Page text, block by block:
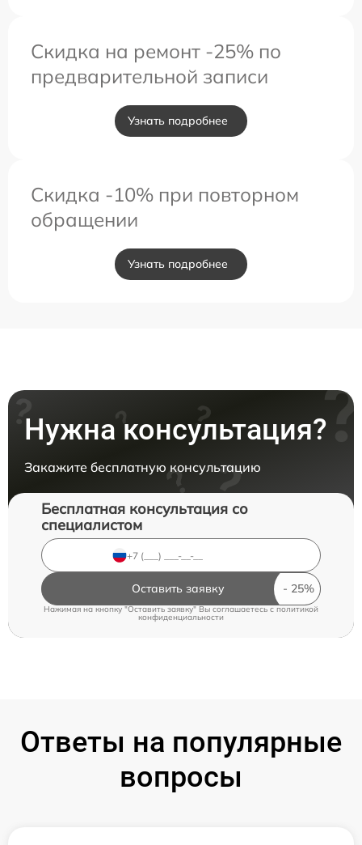
Скидка на ремонт -25% по
предварительной записи
Узнать подробнее
Скидка -10% при повторном
обращении
Узнать подробнее
Нужна консультация?
Закажите бесплатную консультацию
Бесплатная консультация со
специалистом
Оставить заявку
Нажимая на кнопку "Оставить заявку" Вы соглашаетесь c политикой
конфиденциальности
Ответы на популярные
вопросы